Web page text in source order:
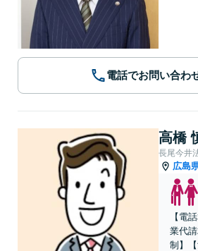
電話でお問い合わ
高橋
長尾今井
広島
【電
業代
制】